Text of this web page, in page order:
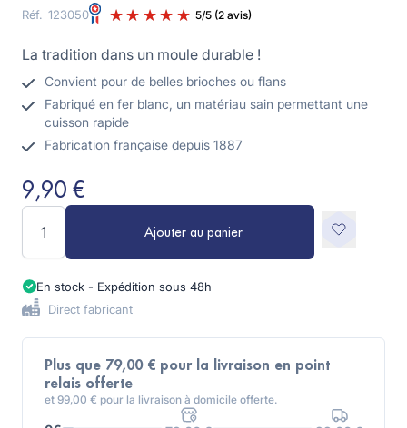
Réf. 123050
La tradition dans un moule durable !
Convient pour de belles brioches ou flans
Fabriqué en fer blanc, un matériau sain permettant une
cuisson rapide
Fabrication française depuis 1887
9,90 €
Ajouter au panier
En stock - Expédition sous 48h
Direct fabricant
Plus que 79,00 € pour la livraison en point
relais offerte
et 99,00 € pour la livraison à domicile offerte.